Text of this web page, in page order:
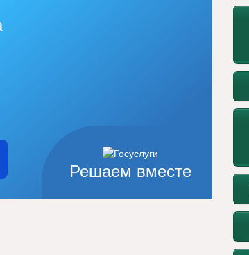
Решаем вместе